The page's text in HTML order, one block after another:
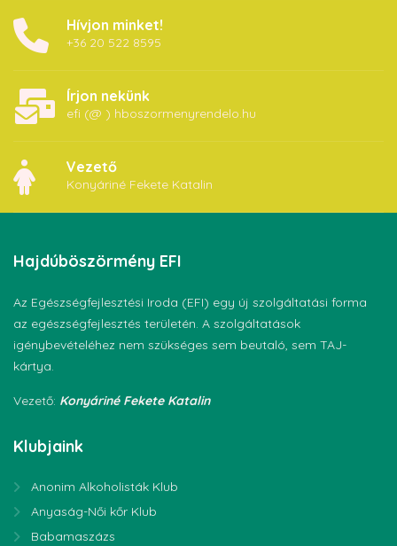
Hívjon minket!
+36 20 522 8595
Írjon nekünk
efi (@ ) hboszormenyrendelo.hu
Vezető
Konyáriné Fekete Katalin
Hajdúböszörmény EFI
Az Egészségfejlesztési Iroda (EFI) egy új szolgáltatási forma
az egészségfejlesztés területén. A szolgáltatások
igénybevételéhez nem szükséges sem beutaló, sem TAJ-
kártya.
Vezető: Konyáriné Fekete Katalin
Klubjaink
Anonim Alkoholisták Klub
Anyaság-Női kőr Klub
Babamaszázs